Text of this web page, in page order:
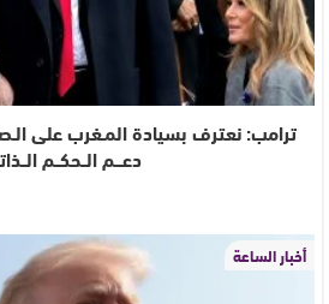
ترامب: نعترف بسيادة المـغرب على
دعـــم الــحكــم
أخبار الساعة